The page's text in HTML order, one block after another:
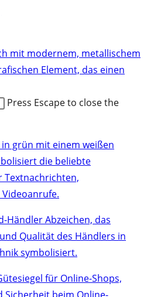
Press Escape to close the